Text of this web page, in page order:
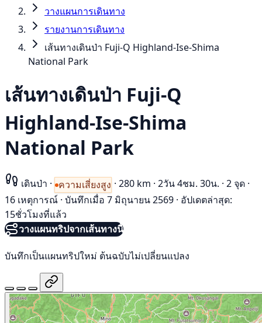
วางแผนการเดินทาง
รายงานการเดินทาง
เส้นทางเดินป่า Fuji-Q Highland-Ise-Shima
National Park
เส้นทางเดินป่า Fuji-Q
Highland-Ise-Shima
National Park
เดินป่า · ความเสี่ยงสูง · 280 km · 2วัน 4ชม. 30น. · 2 จุด ·
16 เหตุการณ์ · บันทึกเมื่อ 7 มิถุนายน 2569 · อัปเดตล่าสุด:
15ชั่วโมงที่แล้ว
วางแผนทริปจากเส้นทางนี้
บันทึกเป็นแผนทริปใหม่ ต้นฉบับไม่เปลี่ยนแปลง